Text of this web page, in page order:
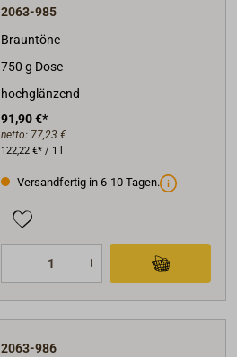
2063-985
Brauntöne
750 g Dose
hochglänzend
91,90 €*
netto: 77,23 €
122,22 €* / 1 l
Versandfertig in 6-10 Tagen.
2063-986